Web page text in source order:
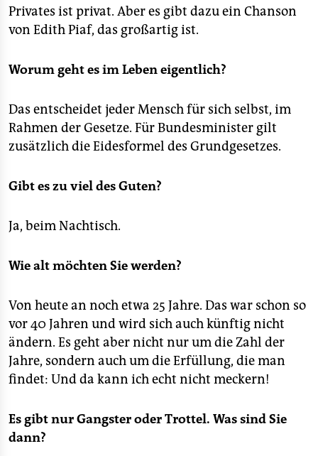
Privates ist privat. Aber es gibt dazu ein Chanson
von Edith Piaf, das großartig ist.
Worum geht es im Leben eigentlich?
Das entscheidet jeder Mensch für sich selbst, im
Rahmen der Gesetze. Für Bundesminister gilt
zusätzlich die Eidesformel des Grundgesetzes.
Gibt es zu viel des Guten?
Ja, beim Nachtisch.
Wie alt möchten Sie werden?
Von heute an noch etwa 25 Jahre. Das war schon so
vor 40 Jahren und wird sich auch künftig nicht
ändern. Es geht aber nicht nur um die Zahl der
Jahre, sondern auch um die Erfüllung, die man
findet: Und da kann ich echt nicht meckern!
Es gibt nur Gangster oder Trottel. Was sind Sie
dann?